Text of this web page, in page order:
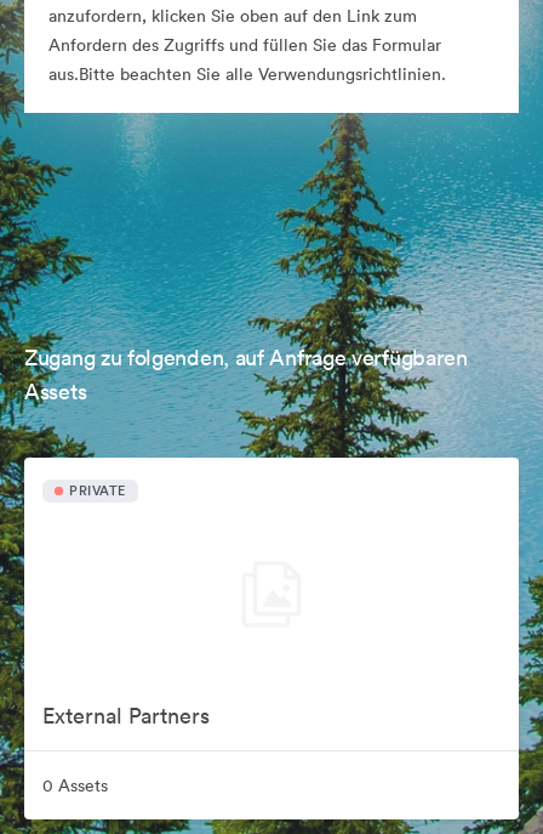
anzufordern, klicken Sie oben auf den Link zum
Anfordern des Zugriffs und füllen Sie das Formular
aus.Bitte beachten Sie alle Verwendungsrichtlinien.
Zugang zu folgenden, auf Anfrage verfügbaren
Assets
PRIVATE
External Partners
0 Assets